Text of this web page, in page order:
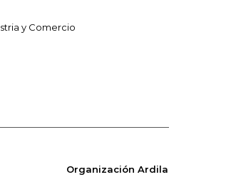
y Comercio
Organización Ardila